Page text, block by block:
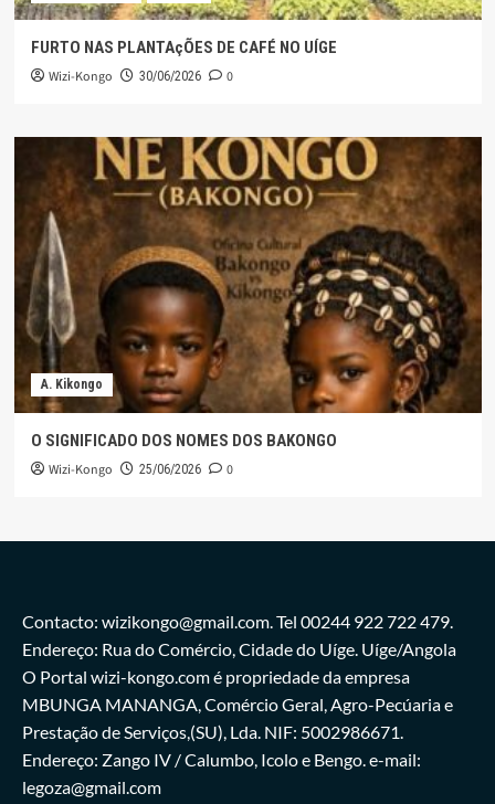
FURTO NAS PLANTAçÕES DE CAFÉ NO UÍGE
Wizi-Kongo 30/06/2026 0
A. Kikongo
O SIGNIFICADO DOS NOMES DOS BAKONGO
Wizi-Kongo 25/06/2026 0
Contacto: wizikongo@gmail.com. Tel 00244 922 722 479.
Endereço: Rua do Comércio, Cidade do Uíge. Uíge/Angola
O Portal wizi-kongo.com é propriedade da empresa
MBUNGA MANANGA, Comércio Geral, Agro-Pecúaria e
Prestação de Serviços,(SU), Lda. NIF: 5002986671.
Endereço: Zango IV / Calumbo, Icolo e Bengo. e-mail:
legoza@gmail.com